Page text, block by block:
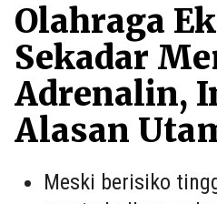
Olahraga
Sekadar
Adrenalin,
Alasan
Meski berisiko